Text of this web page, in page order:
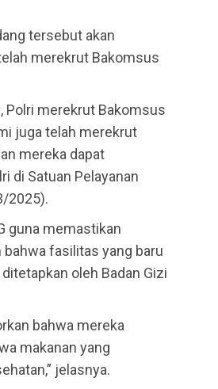
tersebut akan
merekrut Bakomsus
Polri merekrut Bakomsus
juga telah merekrut
mereka dapat
di Satuan Pelayanan
2025).
guna memastikan
fasilitas yang baru
oleh Badan Gizi
bahwa mereka
makanan yang
jelasnya.